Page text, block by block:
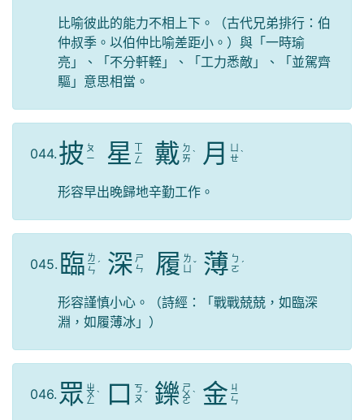
比喻彼此的能力不相上下。（古代兄弟排行：伯
仲叔季。以伯仲比喻差距小。）與「一時瑜
亮」、「不分軒輊」、「工力悉敵」、「並駕齊
驅」意思相當。
044. 披 ㄆ
ㄧ
星 ㄒ
ㄧ
ㄥ 戴 ㄉ
ㄞ ˋ 月
ㄝˋ
形容早出晚歸地辛勤工作。
045. 臨 ㄌ
ㄧ
ㄣ
ˊ 深 ㄕ
ㄣ
履 ㄌ
ˇ 薄 ㄅ
ㄛ ˊ
形容謹慎小心。（詩經：「戰戰兢兢，如臨深
淵，如履薄冰」）
046. 眾 ㄓ
ㄨ
ㄥ
ˋ 口 ㄎ
ㄡ ˇ 鑠 ㄕ
ㄨ
ㄛ
ˋ 金 ㄐ
ㄧ
ㄣ